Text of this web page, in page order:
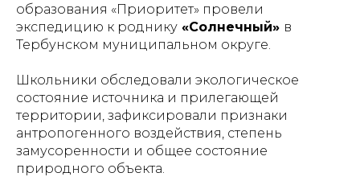
образования «Приоритет» провели
экспедицию к роднику «Солнечный» в
Тербунском муниципальном округе.
Школьники обследовали экологическое
состояние источника и прилегающей
территории, зафиксировали признаки
антропогенного воздействия, степень
замусоренности и общее состояние
природного объекта.